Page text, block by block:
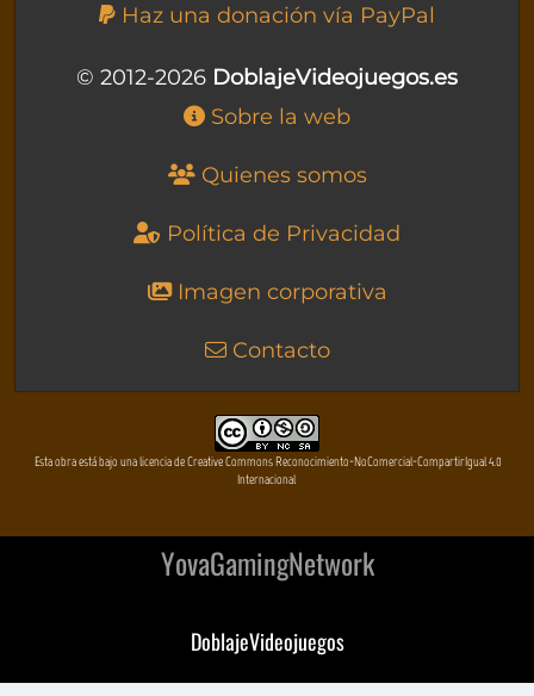
Haz una donación vía PayPal
© 2012-2026 DoblajeVideojuegos.es
Sobre la web
Quienes somos
Política de Privacidad
Imagen corporativa
Contacto
Esta obra está bajo una licencia de Creative Commons Reconocimiento-NoComercial-CompartirIgual 4.0
Internacional
YovaGamingNetwork
DoblajeVideojuegos